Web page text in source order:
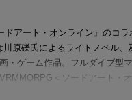
ドアート・オンライン』のコラ
川原礫氏によるライトノベル、
・ゲーム作品。フルダイブ型
＜ソードアート・
始めとし、アスナ、クライン